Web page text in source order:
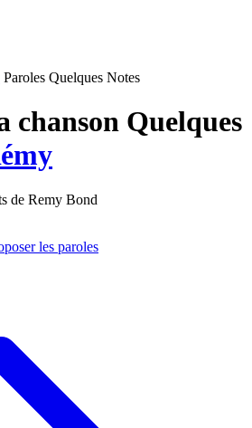
Paroles Quelques Notes
chanson Quelques
de Remy Bond
les paroles